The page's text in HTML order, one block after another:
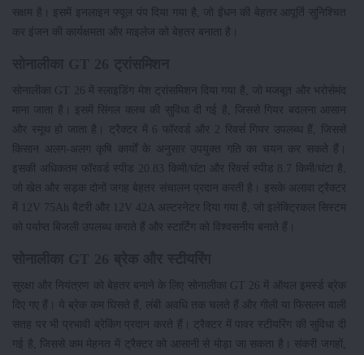
सक्षम है। इसमें इनलाइन फ्यूल पंप दिया गया है, जो ईंधन की बेहतर आपूर्ति सुनिश्चित
कर इंजन की कार्यक्षमता और माइलेज को बेहतर बनाता है।
सोनालीका GT 26 में स्लाइडिंग मेश ट्रांसमिशन दिया गया है, जो मजबूत और भरोसेमंद
माना जाता है। इसमें सिंगल क्लच की सुविधा दी गई है, जिससे गियर बदलना आसान
और स्मूथ हो जाता है। ट्रैक्टर में 6 फॉरवर्ड और 2 रिवर्स गियर उपलब्ध हैं, जिससे
किसान अलग-अलग कृषि कार्यों के अनुसार उपयुक्त गति का चयन कर सकते हैं।
इसकी अधिकतम फॉरवर्ड स्पीड 20.83 किमी/घंटा और रिवर्स स्पीड 8.7 किमी/घंटा है,
जो खेत और सड़क दोनों जगह बेहतर संचालन प्रदान करती है। इसके अलावा ट्रैक्टर
में 12V 75Ah बैटरी और 12V 42A अल्टरनेटर दिया गया है, जो इलेक्ट्रिकल सिस्टम
को पर्याप्त बिजली उपलब्ध कराते हैं और स्टार्टिंग को विश्वसनीय बनाते हैं।
सुरक्षा और नियंत्रण को बेहतर बनाने के लिए सोनालीका GT 26 में ऑयल इमर्स्ड ब्रेक
दिए गए हैं। ये ब्रेक कम घिसते हैं, लंबी अवधि तक चलते हैं और गीली या फिसलन वाली
सतह पर भी प्रभावी ब्रेकिंग प्रदान करते हैं। ट्रैक्टर में पावर स्टीयरिंग की सुविधा दी
गई है, जिससे कम मेहनत में ट्रैक्टर को आसानी से मोड़ा जा सकता है। संकरी जगहों,